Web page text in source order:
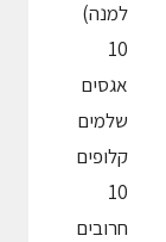
למנה)
10
אגסים
שלמים
קלופים
10
חרובים